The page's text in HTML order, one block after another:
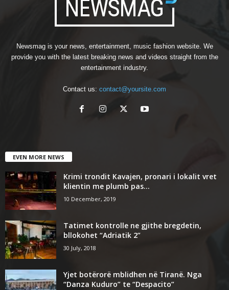
Newsmag is your news, entertainment, music fashion website. We
provide you with the latest breaking news and videos straight from the
entertainment industry.
Contact us: contact@yoursite.com
EVEN MORE NEWS
Krimi trondit Kavajen, pronari i lokalit vret
klientin me plumb pas...
10 December, 2019
Tatimet kontrolle ne gjithe bregdetin,
bllokohet “Adriatik 2”
30 July, 2018
Yjet botërorë mblidhen në Tiranë. Nga
“Danza Kuduro” te “Despacito”